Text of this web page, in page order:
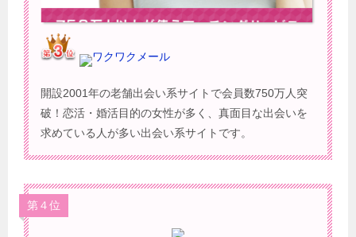
ワクワクメール
開設2001年の老舗出会い系サイトで会員数750万人突
破！恋活・婚活目的の女性が多く、真面目な出会いを
求めている人が多い出会い系サイトです。
第４位